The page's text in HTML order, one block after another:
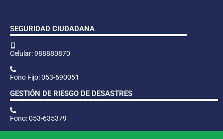
SEGURIDAD CIUDADANA
Celular: 988880870
Fono Fijo: 053-690051
GESTIÓN DE RIESGO DE DESASTRES
Fono: 053-635379